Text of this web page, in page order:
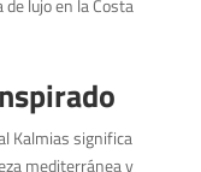
lujo en la Costa
Kalmias significa
mediterránea y